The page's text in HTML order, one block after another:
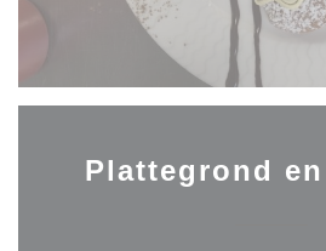
Plattegrond